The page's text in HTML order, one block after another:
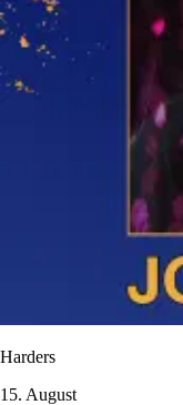
Harders
15. August